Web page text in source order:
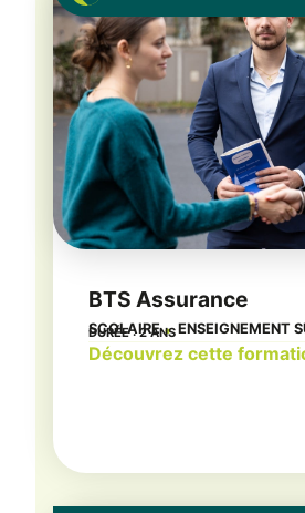
BTS Assurance
SCOLAIRE ● ENSEIGNEMENT
DURÉE : 2 ANS
Découvrez cette